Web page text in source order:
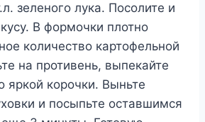
зеленого лука. Посолите и
В формочки плотно
количество картофельной
на противень, выпекайте
яркой корочки. Выньте
и посыпьте оставшимся